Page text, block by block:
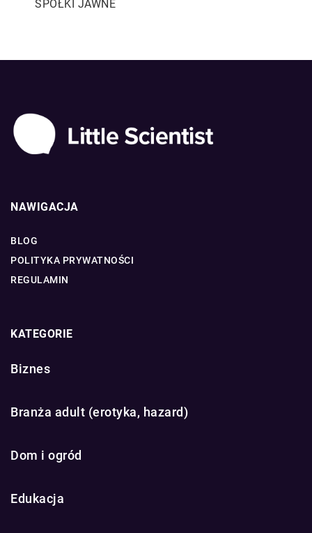
SPÓŁKI JAWNE
NAWIGACJA
BLOG
POLITYKA PRYWATNOŚCI
REGULAMIN
KATEGORIE
Biznes
Branża adult (erotyka, hazard)
Dom i ogród
Edukacja